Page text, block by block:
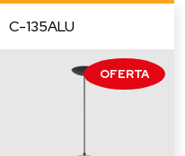
C-135ALU